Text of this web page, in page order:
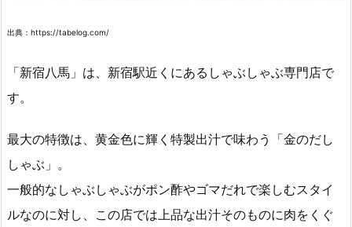
出典：https://tabelog.com/
「新宿八馬」は、新宿駅近くにあるしゃぶしゃぶ専門店で
す。
最大の特徴は、黄金色に輝く特製出汁で味わう「金のだし
しゃぶ」。
一般的なしゃぶしゃぶがポン酢やゴマだれで楽しむスタイ
ルなのに対し、この店では上品な出汁そのものに肉をくぐ